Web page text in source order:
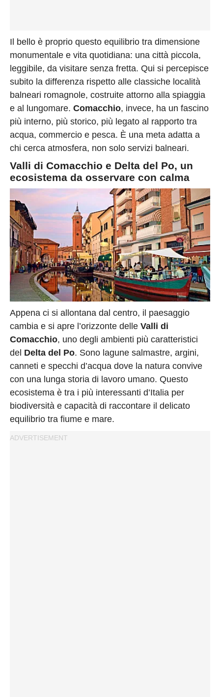
Il bello è proprio questo equilibrio tra dimensione
monumentale e vita quotidiana: una città piccola,
leggibile, da visitare senza fretta. Qui si percepisce
subito la differenza rispetto alle classiche località
balneari romagnole, costruite attorno alla spiaggia
e al lungomare. Comacchio, invece, ha un fascino
più interno, più storico, più legato al rapporto tra
acqua, commercio e pesca. È una meta adatta a
chi cerca atmosfera, non solo servizi balneari.
Valli di Comacchio e Delta del Po, un
ecosistema da osservare con calma
Appena ci si allontana dal centro, il paesaggio
cambia e si apre l’orizzonte delle Valli di
Comacchio, uno degli ambienti più caratteristici
del Delta del Po. Sono lagune salmastre, argini,
canneti e specchi d’acqua dove la natura convive
con una lunga storia di lavoro umano. Questo
ecosistema è tra i più interessanti d’Italia per
biodiversità e capacità di raccontare il delicato
equilibrio tra fiume e mare.